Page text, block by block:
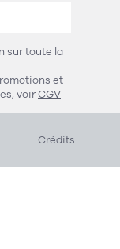
sur toute la
et
voirCGV
Crédits